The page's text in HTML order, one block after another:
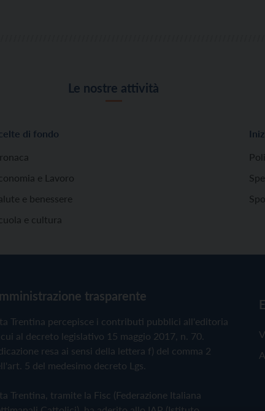
Le nostre attività
di fondo
e Lavoro
e benessere
e cultura
trasparente
Trentina percepisce i contributi pubblici all'editoria
al decreto legislativo 15 maggio 2017, n. 70.
resa ai sensi della lettera f) del comma 2
5 del medesimo decreto Lgs.
Trentina, tramite la Fisc (Federazione Italiana